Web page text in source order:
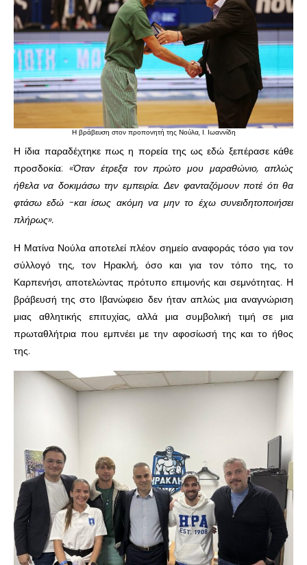
Η βράβευση στον προπονητή της Νούλα, Ι. Ιωαννίδη
Η ίδια παραδέχτηκε πως η πορεία της ως εδώ ξεπέρασε κάθε
προσδοκία: «Όταν έτρεξα τον πρώτο μου μαραθώνιο, απλώς
ήθελα να δοκιμάσω την εμπειρία. Δεν φανταζόμουν ποτέ ότι θα
φτάσω εδώ -και ίσως ακόμη να μην το έχω συνειδητοποιήσει
πλήρως».
Η Ματίνα Νούλα αποτελεί πλέον σημείο αναφοράς τόσο για τον
σύλλογό της, τον Ηρακλή, όσο και για τον τόπο της, το
Καρπενήσι, αποτελώντας πρότυπο επιμονής και σεμνότητας. Η
βράβευσή της στο Ιβανώφειο δεν ήταν απλώς μια αναγνώριση
μιας αθλητικής επιτυχίας, αλλά μια συμβολική τιμή σε μια
πρωταθλήτρια που εμπνέει με την αφοσίωσή της και το ήθος
της.